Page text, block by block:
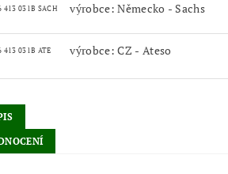
413 031B SACH výrobce: Německo - Sachs
413 031B ATE výrobce: CZ - Ateso